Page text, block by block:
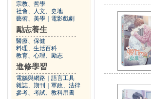
宗教、哲學
社會、人文、史地
藝術、美學
電影戲劇
勵志養生
醫療、保健
料理、生活百科
教育、心理、勵志
進修學習
電腦與網路
語言工具
雜誌、期刊
軍政、法律
參考、考試、教科用書